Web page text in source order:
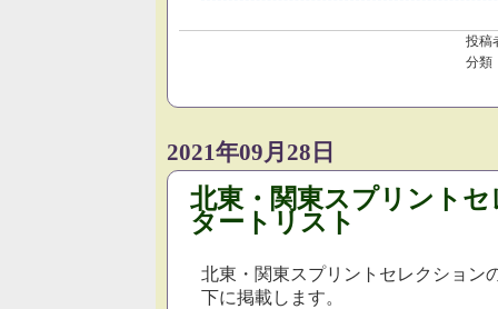
投稿
分類
2021年09月28日
北東・関東スプリント
タートリスト
北東・関東スプリントセレクション
下に掲載します。